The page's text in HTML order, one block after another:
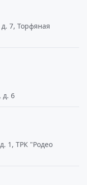
7, Торфяная
д. 6
1, ТРК "Родео